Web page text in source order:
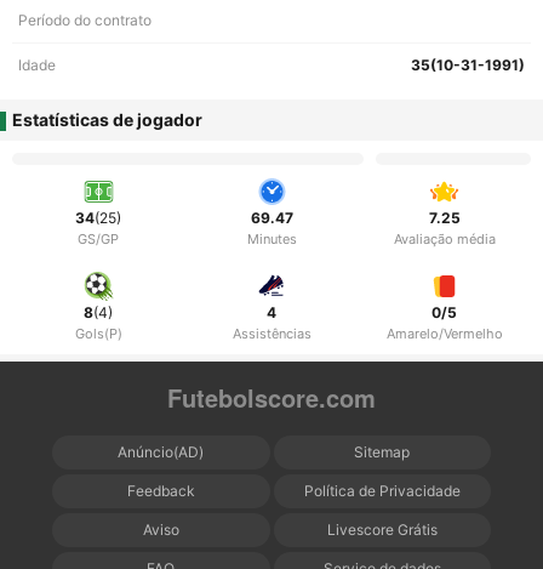
Período do contrato
Idade 35(10-31-1991)
Estatísticas de jogador
34(25)
GS/GP
69.47
Minutes
7.25
Avaliação média
8(4)
Gols(P)
4
Assistências
0/5
Amarelo/Vermelho
Futebolscore.com
Anúncio(AD) Sitemap
Feedback Política de Privacidade
Aviso Livescore Grátis